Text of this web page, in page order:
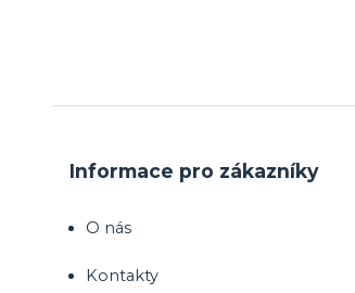
Informace pro zákazníky
O nás
Kontakty